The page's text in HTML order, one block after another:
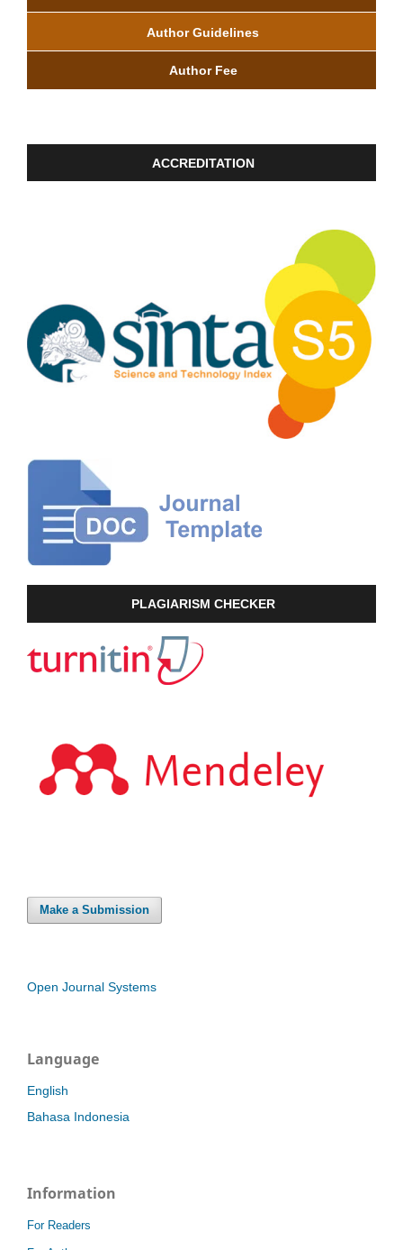
Author Guidelines
Author Fee
ACCREDITATION
PLAGIARISM CHECKER
Make a Submission
Open Journal Systems
Language
English
Bahasa Indonesia
Information
For Readers